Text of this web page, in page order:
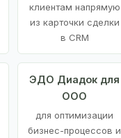
клиентам напрямую
из карточки сделки
в CRM
ЭДО Диадок для
ООО
для оптимизации
бизнес-процессов и